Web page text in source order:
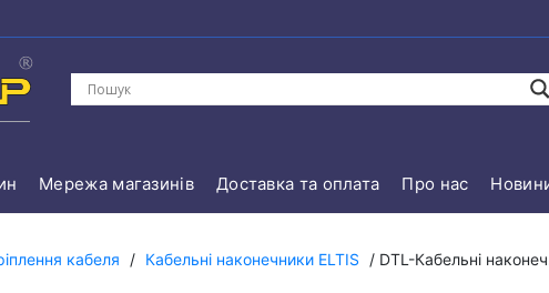
Мережа магазинів Доставка та оплата Про нас
кабеля / Кабельні наконечники ELTIS / DTL-Кабельні